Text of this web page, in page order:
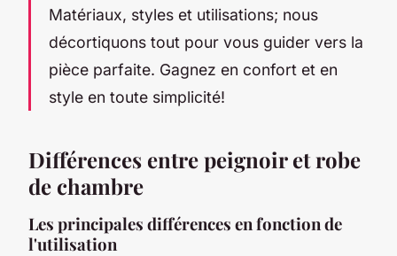
Matériaux, styles et utilisations; nous
décortiquons tout pour vous guider vers la
pièce parfaite. Gagnez en confort et en
style en toute simplicité!
Différences entre peignoir et robe
de chambre
Les principales différences en fonction de
l'utilisation